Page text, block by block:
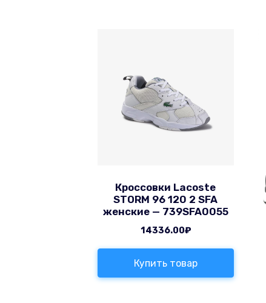
Кроссовки Lacoste
STORM 96 120 2 SFA
женские — 739SFA0055
14336.00₽
Купить товар